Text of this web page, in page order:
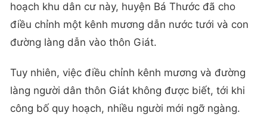
hoạch khu dân cư này, huyện Bá Thước đã cho
điều chỉnh một kênh mương dẫn nước tưới và con
đường làng dẫn vào thôn Giát.
Tuy nhiên, việc điều chỉnh kênh mương và đường
làng người dân thôn Giát không được biết, tới khi
công bố quy hoạch, nhiều người mới ngỡ ngàng.